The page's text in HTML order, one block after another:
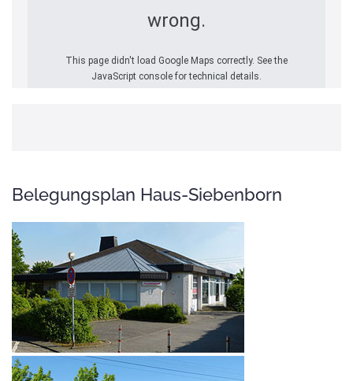
wrong.
This page didn't load Google Maps correctly. See the
JavaScript console for technical details.
Belegungsplan Haus-Siebenborn